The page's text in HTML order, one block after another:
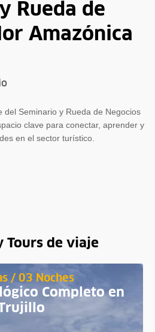
Rueda de
Amazónica
del Seminario y Rueda de Negocios
clave para conectar, aprender y
en el sector turístico.
Tours de viaje
/ 03 Noches
Completo en